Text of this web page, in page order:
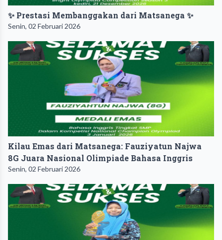
✨ Prestasi Membanggakan dari Matsanega ✨
Senin, 02 Februari 2026
Kilau Emas dari Matsanega: Fauziyatun Najwa
8G Juara Nasional Olimpiade Bahasa Inggris
Senin, 02 Februari 2026